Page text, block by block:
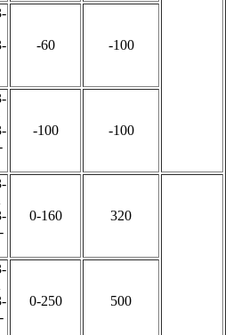
-60 -100
-100 -100
0-160 320
0-250 500